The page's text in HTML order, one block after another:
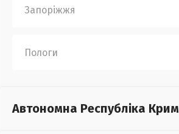
Запоріжжя
Пологи
Автономна Республіка Крим